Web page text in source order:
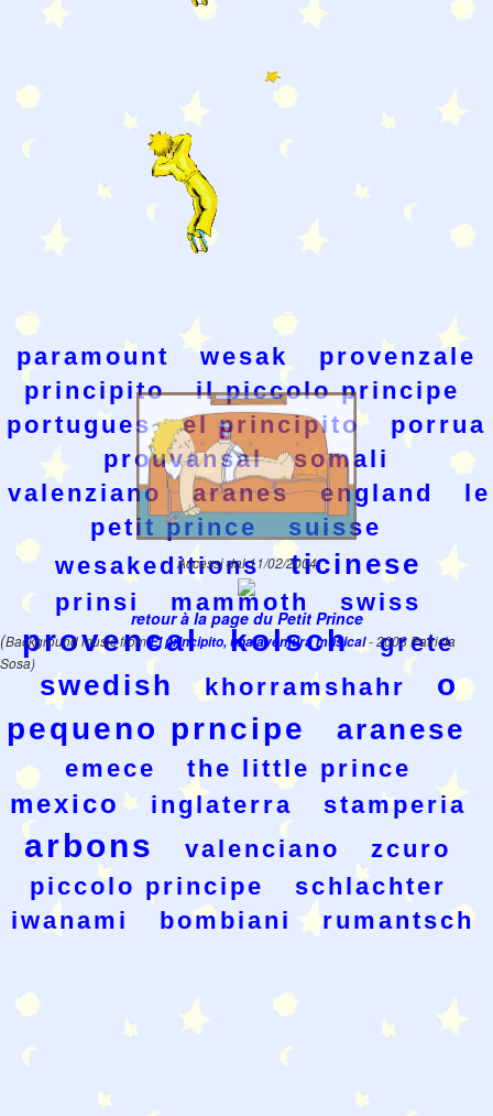
paramount wesak
provenzale
principito
il piccolo principe
portugues
el principito
porrua
prouvansal
somali
valenziano
aranes england
le
petit prince
suisse
wesakeditions
ticinese
prinsi mammoth swiss
provencal kolsch grete
swedish khorramshahr
o
pequeno prncipe
aranese
emece the little prince
mexico inglaterra stamperia
arbons valenciano
zcuro
piccolo principe
schlachter
iwanami
bombiani rumantsch
Accessi dal 11/02/2004
retour à la page du Petit Prince
(Background music fromEl principito, una aventura musical- 2003 Patricia
Sosa)